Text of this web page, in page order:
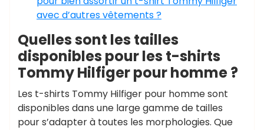
avec d’autres vêtements ?
Quelles sont les tailles
disponibles pour les t-shirts
Tommy Hilfiger pour homme ?
Les t-shirts Tommy Hilfiger pour homme sont
disponibles dans une large gamme de tailles
pour s’adapter à toutes les morphologies. Que